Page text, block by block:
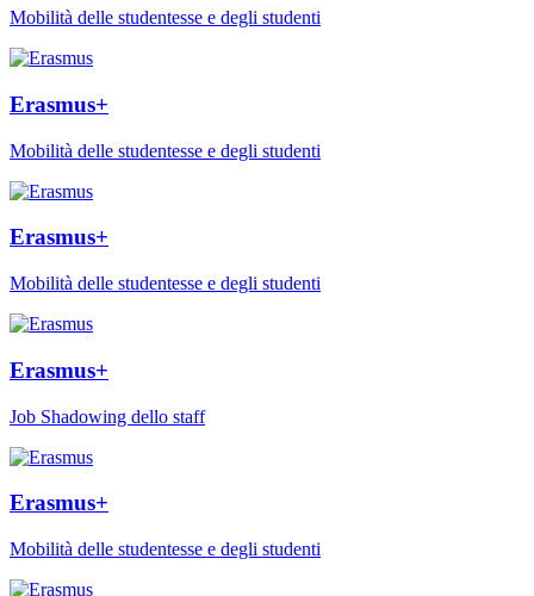
Mobilità delle studentesse e degli studenti
Erasmus+
Mobilità delle studentesse e degli studenti
Erasmus+
Mobilità delle studentesse e degli studenti
Erasmus+
Job Shadowing dello staff
Erasmus+
Mobilità delle studentesse e degli studenti